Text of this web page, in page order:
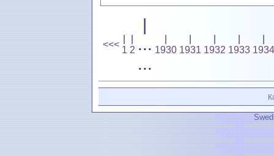
<<<
1 2
|
...
...
1930 1931 1932 1933 1934